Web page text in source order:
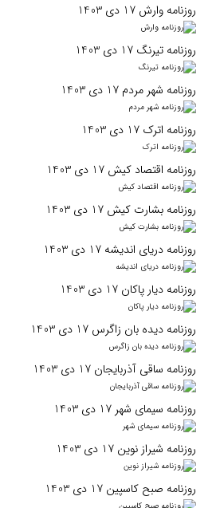
روزنامه وارش 17 دی 1403
روزنامه تیرنگ 17 دی 1403
روزنامه شهر مردم 17 دی 1403
روزنامه اترک 17 دی 1403
روزنامه اقتصاد کیش 17 دی 1403
روزنامه بشارت کیش 17 دی 1403
روزنامه دریای اندیشه 17 دی 1403
روزنامه دیار پاکان 17 دی 1403
روزنامه دیده بان زاگرس 17 دی 1403
روزنامه ساقی آذربایجان 17 دی 1403
روزنامه سیمای شهر 17 دی 1403
روزنامه شیراز نوین 17 دی 1403
روزنامه صبح کاسپین 17 دی 1403